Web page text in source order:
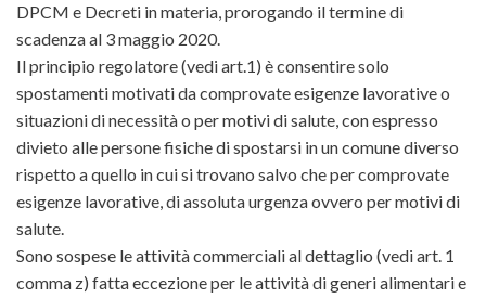
DPCM e Decreti in materia, prorogando il termine di
scadenza al 3 maggio 2020.
Il principio regolatore (vedi art.1) è consentire solo
spostamenti motivati da comprovate esigenze lavorative o
situazioni di necessità o per motivi di salute, con espresso
divieto alle persone fisiche di spostarsi in un comune diverso
rispetto a quello in cui si trovano salvo che per comprovate
esigenze lavorative, di assoluta urgenza ovvero per motivi di
salute.
Sono sospese le attività commerciali al dettaglio (vedi art. 1
comma z) fatta eccezione per le attività di generi alimentari e